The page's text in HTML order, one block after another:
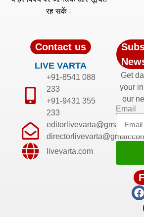
रह सकें।
Contact us
LIVE VARTA
+91-8541 088
233
+91-9431 355
233
editorlivevarta@gmail.com
livevarta.com
Get
your
our
Email